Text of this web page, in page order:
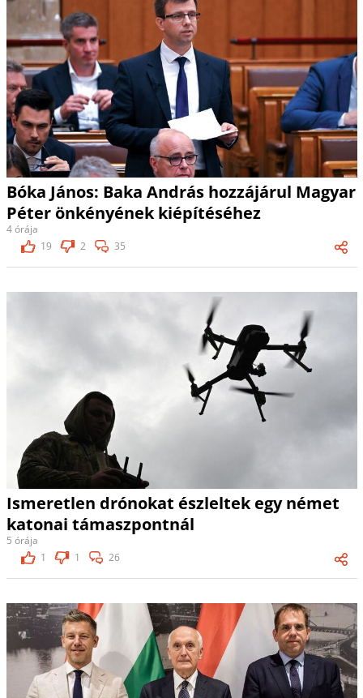
Bóka János: Baka András hozzájárul Magyar
Péter önkényének kiépítéséhez
4 órája
19
2 35
Ismeretlen drónokat észleltek egy német
katonai támaszpontnál
5 órája
1
1 26